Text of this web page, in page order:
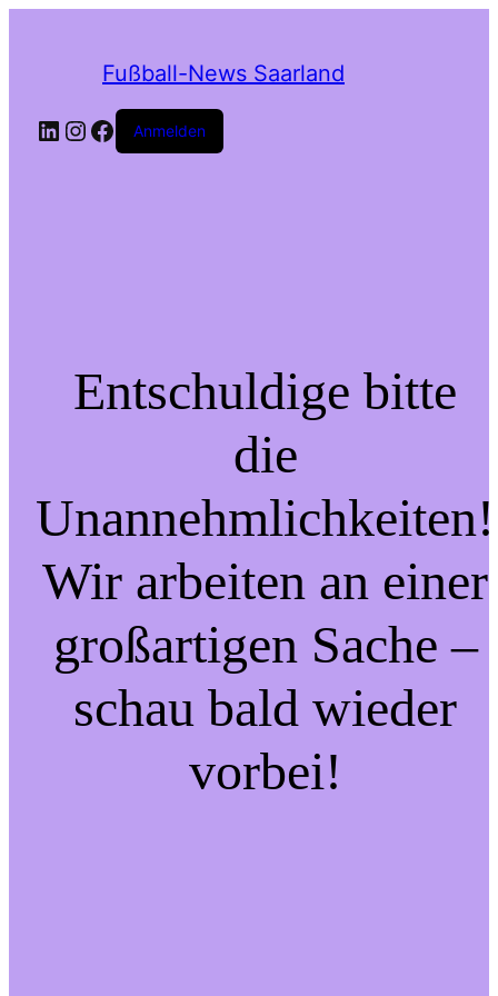
Fußball-News Saarland
Anmelden
Entschuldige bitte
die
Unannehmlichkeiten!
Wir arbeiten an einer
großartigen Sache –
schau bald wieder
vorbei!